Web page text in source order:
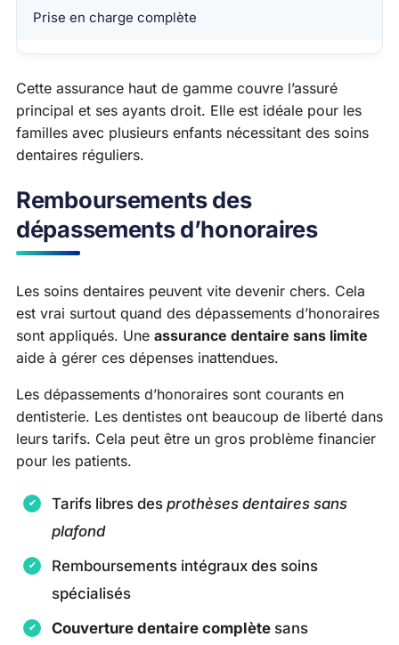
Prise en charge complète
Cette assurance haut de gamme couvre l’assuré
principal et ses ayants droit. Elle est idéale pour les
familles avec plusieurs enfants nécessitant des soins
dentaires réguliers.
Remboursements des
dépassements d’honoraires
Les soins dentaires peuvent vite devenir chers. Cela
est vrai surtout quand des dépassements d’honoraires
sont appliqués. Une assurance dentaire sans limite
aide à gérer ces dépenses inattendues.
Les dépassements d’honoraires sont courants en
dentisterie. Les dentistes ont beaucoup de liberté dans
leurs tarifs. Cela peut être un gros problème financier
pour les patients.
Tarifs libres des prothèses dentaires sans
plafond
Remboursements intégraux des soins
spécialisés
Couverture dentaire complète sans